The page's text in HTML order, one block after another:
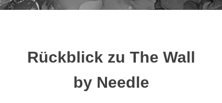
Rückblick zu The Wall
by Needle